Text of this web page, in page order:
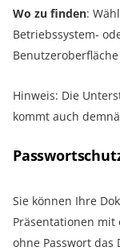
Wo zu finden:
Betriebssystem-
Hinweis: Die
kommt auch
Sie können Ihre
Präsentationen mit
ohne Passwort das